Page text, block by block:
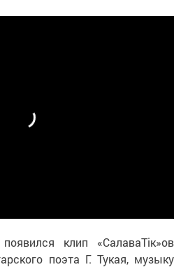
клип «СалаваТік»ов
поэта Г. Тукая, музыку